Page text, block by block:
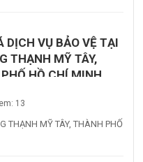
DỊCH VỤ BẢO VỆ TẠI
THẠNH MỸ TÂY,
HỒ CHÍ MINH
13
THẠNH MỸ TÂY, THÀNH PHỐ